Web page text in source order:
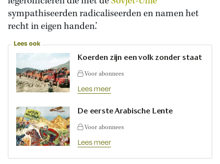
sympathiseerden radicaliseerden en namen het
recht in eigen handen.’
Lees ook
Koerden zijn een volk zonder staat
Voor abonnees
Lees meer
De eerste Arabische Lente
Voor abonnees
Lees meer